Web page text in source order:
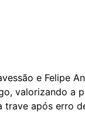
e Felipe
valorizando a
trave após erro